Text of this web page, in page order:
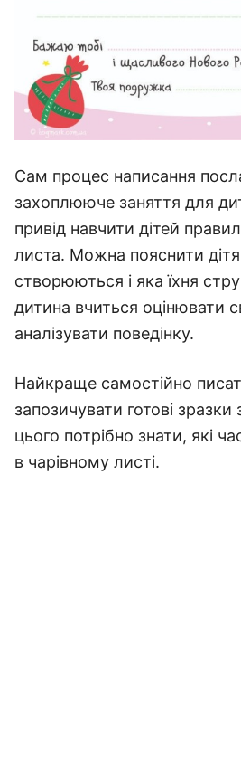
Сам процес написання
захоплююче заняття для
привід навчити дітей
листа. Можна пояснити
створюються і яка їхня
дитина вчиться оцінювати
аналізувати поведінку.
Найкраще самостійно
запозичувати готові зразки
цього потрібно знати, які
в чарівному листі.